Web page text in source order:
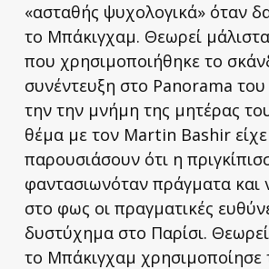
«ασταθής ψυχολογικά» όταν
το Μπάκιγχαμ. Θεωρεί
που χρησιμοποιήθηκε το
συνέντευξη στο Panorama του
την την μνήμη της μητέρας
θέμα με τον Μartin Βashir
παρουσιάσουν ότι η
φαντασιωνόταν πράγματα και
στο φως οι πραγματικές
δυστύχημα στο Παρίσι.
το Μπάκιγχαμ χρησιμοποίησε